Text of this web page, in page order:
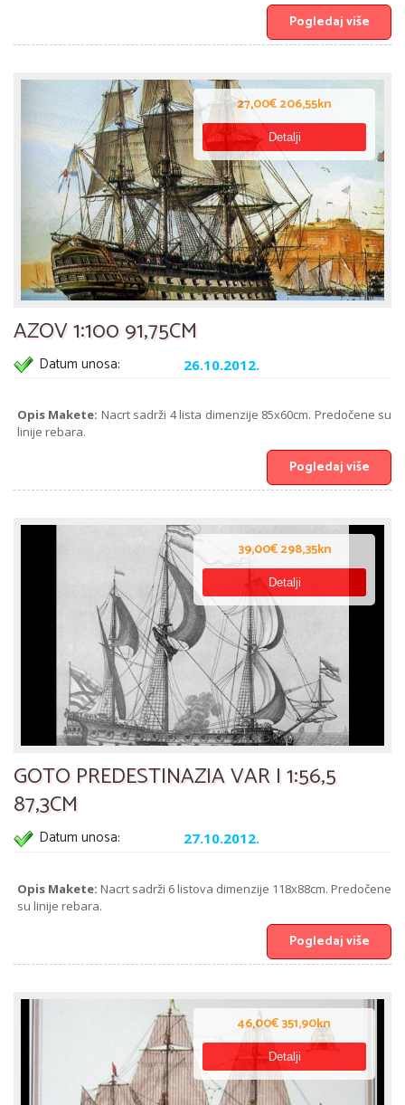
Pogledaj više
27,00€ 206,55kn
Detalji
AZOV 1:100 91,75CM
Datum unosa: 26.10.2012.
Opis Makete: Nacrt sadrži 4 lista dimenzije 85x60cm. Predočene su
linije rebara.
Pogledaj više
39,00€ 298,35kn
Detalji
GOTO PREDESTINAZIA VAR I 1:56,5
87,3CM
Datum unosa: 27.10.2012.
Opis Makete: Nacrt sadrži 6 listova dimenzije 118x88cm. Predočene
su linije rebara.
Pogledaj više
46,00€ 351,90kn
Detalji